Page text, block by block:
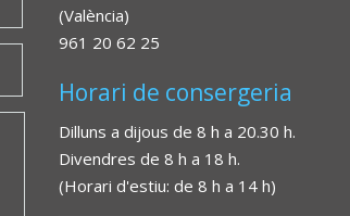
(València)
961 20 62 25
Horari de consergeria
Dilluns a dijous de 8 h a 20.30 h.
Divendres de 8 h a 18 h.
(Horari d'estiu: de 8 h a 14 h)